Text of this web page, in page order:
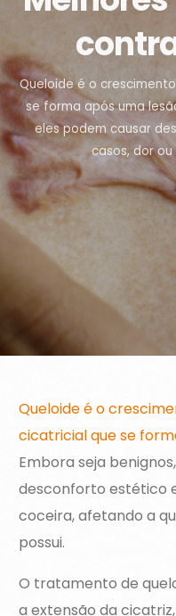
Queloide é o
se forma após uma
eles podem causar
casos, dor
Queloide é o
cicatricial que se
Embora seja
desconforto estético
coceira, afetando a
possui.
O tratamento de
a extensão da